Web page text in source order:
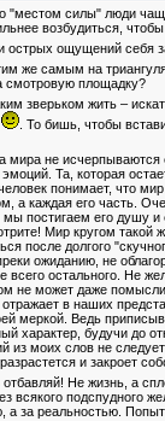
"местом силы" люди
возбудиться,
острых ощущений себя
же самым на
площадку?
зверьком жить –
. То бишь, чтобы
не исчерпываются
Та, которая
понимает, что мир
а каждая его часть.
мы постигаем его душу
Мир кругом такой
после долгого
ожиданию, не
остального. Не
не может даже
в наших
меркой. Ведь
характер, будучи до
моих слов не
и закроет
отбавляй! Не жизнь, а
всякого подспудного
а за реальностью.